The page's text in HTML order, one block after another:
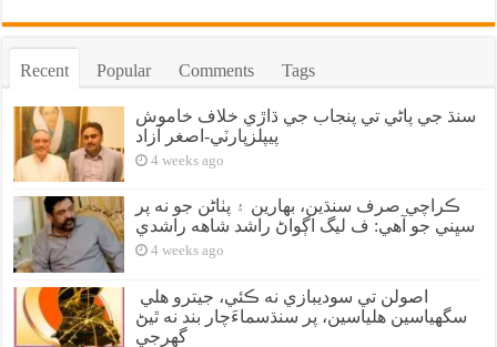
Recent Popular Comments Tags
سنڌ جي پاڻي تي پنجاب جي ڌاڙي خلاف خاموش
پيپلزپارٽي-اصغر آزاد
4 weeks ago
ڪراچي صرف سنڌين، بهارين ۽ پٺاڻن جو نه پر
سڀني جو آهي: ف ليگ اڳواڻ راشد شاهه راشدي
4 weeks ago
سگهياسين هلياسين، پر سنڌسماءَچار بند نه ٿيڻ
گهرجي